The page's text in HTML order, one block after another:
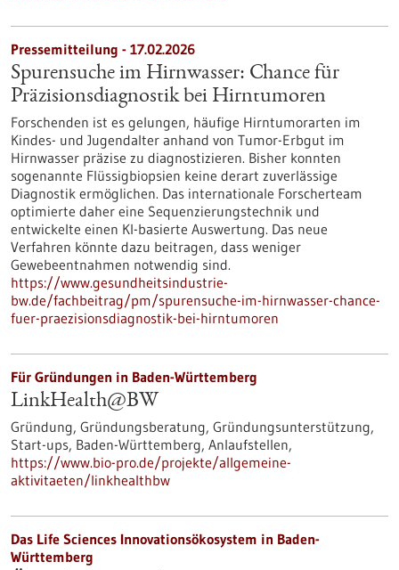
Pressemitteilung - 17.02.2026
Spurensuche im Hirnwasser: Chance für
Präzisionsdiagnostik bei Hirntumoren
Forschenden ist es gelungen, häufige Hirntumorarten im
Kindes- und Jugendalter anhand von Tumor-Erbgut im
Hirnwasser präzise zu diagnostizieren. Bisher konnten
sogenannte Flüssigbiopsien keine derart zuverlässige
Diagnostik ermöglichen. Das internationale Forscherteam
optimierte daher eine Sequenzierungstechnik und
entwickelte einen KI-basierte Auswertung. Das neue
Verfahren könnte dazu beitragen, dass weniger
Gewebeentnahmen notwendig sind.
https://www.gesundheitsindustrie-
bw.de/fachbeitrag/pm/spurensuche-im-hirnwasser-chance-
fuer-praezisionsdiagnostik-bei-hirntumoren
Für Gründungen in Baden-Württemberg
LinkHealth@BW
Gründung, Gründungsberatung, Gründungsunterstützung,
Start-ups, Baden-Württemberg, Anlaufstellen,
https://www.bio-pro.de/projekte/allgemeine-
aktivitaeten/linkhealthbw
Das Life Sciences Innovationsökosystem in Baden-
Württemberg